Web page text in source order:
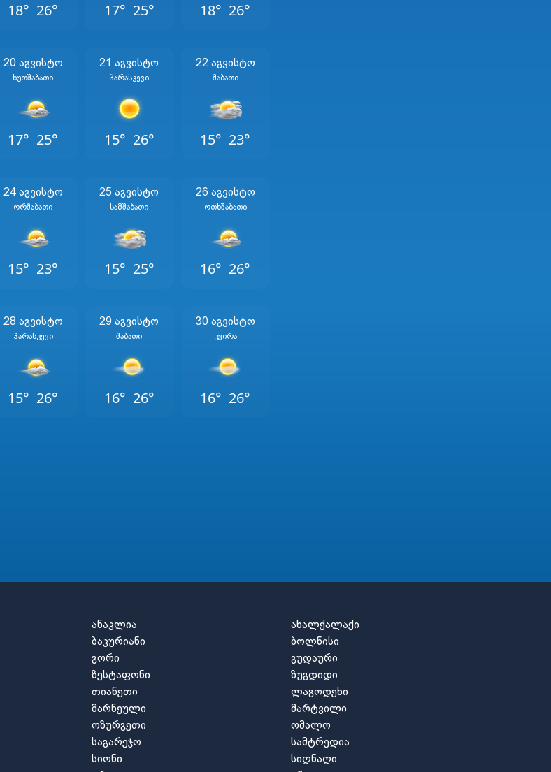
18° 26° 17° 25° 18° 26°
20 Აგვისტო
Ხუთშაბათი
17° 25°
21 Აგვისტო
Პარასკევი
15° 26°
22 Აგვისტო
Შაბათი
15° 23°
24 Აგვისტო
Ორშაბათი
15° 23°
25 Აგვისტო
Სამშაბათი
15° 25°
26 Აგვისტო
Ოთხშაბათი
16° 26°
28 Აგვისტო
Პარასკევი
15° 26°
29 Აგვისტო
Შაბათი
16° 26°
30 Აგვისტო
Კვირა
16° 26°
ანაკლია
ახალქალაქი
ბაკურიანი
ბოლნისი
გორი
გუდაური
ზესტაფონი
ზუგდიდი
თიანეთი
ლაგოდეხი
მარნეული
მარტვილი
ოზურგეთი
ომალო
საგარეჯო
სამტრედია
სიონი
სიღნაღი